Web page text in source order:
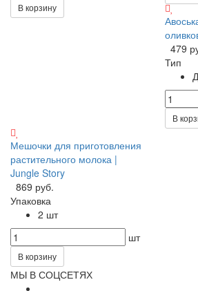
В корзину
479
Тип
В
Мешочки для приготовления
растительного молока |
Jungle Story
869 руб.
Упаковка
2 шт
шт
В корзину
МЫ В СОЦСЕТЯХ